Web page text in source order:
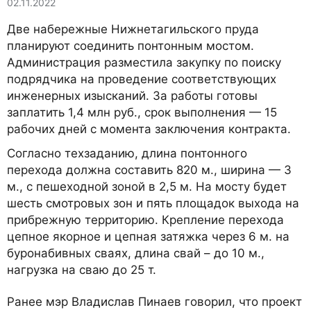
02.11.2022
Две набережные Нижнетагильского пруда
планируют соединить понтонным мостом.
Администрация разместила закупку по поиску
подрядчика на проведение соответствующих
инженерных изысканий. За работы готовы
заплатить 1,4 млн руб., срок выполнения — 15
рабочих дней с момента заключения контракта.
Согласно техзаданию, длина понтонного
перехода должна составить 820 м., ширина — 3
м., с пешеходной зоной в 2,5 м. На мосту будет
шесть смотровых зон и пять площадок выхода на
прибрежную территорию. Крепление перехода
цепное якорное и цепная затяжка через 6 м. на
буронабивных сваях, длина свай – до 10 м.,
нагрузка на сваю до 25 т.
Ранее мэр Владислав Пинаев говорил, что проект